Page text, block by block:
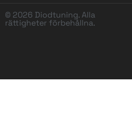
© 2026 Diodtuning. Alla
rättigheter förbehållna.